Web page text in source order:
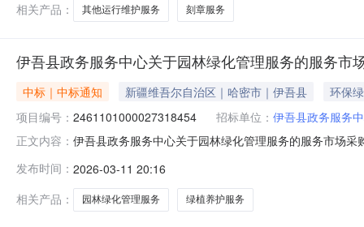
相关产品：
其他运行维护服务 刻章服务
伊吾县政务服务中心关于园林绿化管理服务的服务市
中标｜中标通知 新疆维吾尔自治区｜哈密市｜伊吾县
环保
项目编号： 2461101000027318454 招标单位： 伊吾县政务服务
正文内容： 伊吾县政务服务中心关于园林绿化管理服务的服务市场
项目所在行政区划编码:650522项目所在行政区划名称:
发布时间： 2026-03-11 20:16
相关产品：
园林绿化管理服务 绿植养护服务